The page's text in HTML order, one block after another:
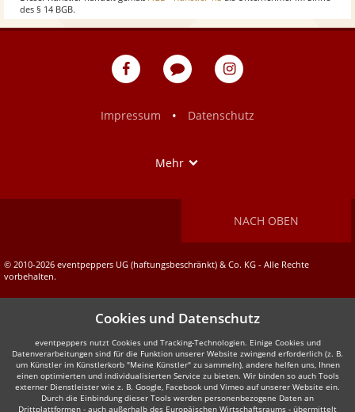
des § 14 BGB.
eventpeppers
Blog
eventpeppers
Impressum
• Datenschutz
Mehr
NACH OBEN
© 2010-2026 eventpeppers UG (haftungsbeschränkt) & Co. KG - Alle Rechte
vorbehalten.
Cookies und Datenschutz
eventpeppers nutzt Cookies und Tracking-Technologien. Einige Cookies und
Datenverarbeitungen sind für die Funktion unserer Website zwingend erforderlich (z. B.
um Künstler im Künstlerkorb "Meine Künstler" zu sammeln), andere helfen uns, Ihnen
einen optimierten und individualisierten Service zu bieten. Wir binden so auch Tools
externer Dienstleister wie z. B. Google, Facebook und Vimeo auf unserer Website ein.
Durch die Einbindung dieser Tools werden personenbezogene Daten an
Drittplattformen - auch außerhalb des Europäischen Wirtschaftsraums - übermittelt